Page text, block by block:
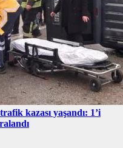
kazası yaşandı: 1’i